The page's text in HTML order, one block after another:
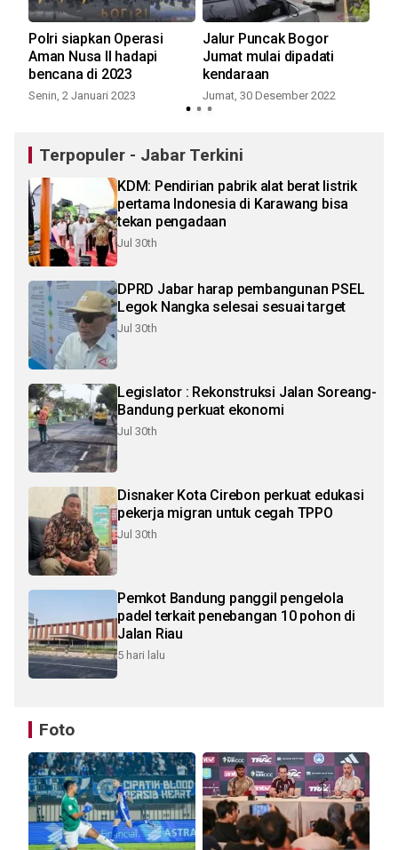
Polri siapkan Operasi
Aman Nusa II hadapi
bencana di 2023
Senin, 2 Januari 2023
Jalur Puncak Bogor
Jumat mulai dipadati
kendaraan
Jumat, 30 Desember 2022
Terpopuler - Jabar Terkini
KDM: Pendirian pabrik alat berat listrik
pertama Indonesia di Karawang bisa
tekan pengadaan
Jul 30th
DPRD Jabar harap pembangunan PSEL
Legok Nangka selesai sesuai target
Jul 30th
Legislator : Rekonstruksi Jalan Soreang-
Bandung perkuat ekonomi
Jul 30th
Disnaker Kota Cirebon perkuat edukasi
pekerja migran untuk cegah TPPO
Jul 30th
Pemkot Bandung panggil pengelola
padel terkait penebangan 10 pohon di
Jalan Riau
5 hari lalu
Foto